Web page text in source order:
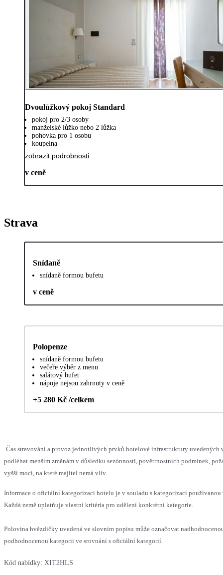
Dvoulůžkový pokoj Standard
pokoj pro 2/3 osoby
manželské lůžko nebo 2 lůžka
pohovka pro 1 osobu
koupelna
zobrazit podrobnosti
v ceně
Strava
Snídaně
snídaně formou bufetu
v ceně
Polopenze
snídaně formou bufetu
večeře výběr z menu
salátový bufet
nápoje nejsou zahrnuty v ceně
+5 280 Kč /celkem
Čas stravování a provoz jednotlivých prvků hotelové infrastruktury uvedených
podléhat menším změnám v důsledku sezónnosti, povětrnostních podmínek,
vyšší moci, na které majitel nemá vliv.
Informace o oficiální kategorizaci hotelu je v souladu s kategorizací používanou
Každá země uplatňuje vlastní kritéria pro udělení konkrétní kategorie.
Polovina hvězdičky uvedená ve slovním popisu může označovat
podhodnocenou kategorii ve srovnání s oficiální kategorií.
Kód nabídky: XIT2HLS